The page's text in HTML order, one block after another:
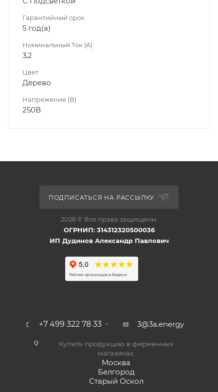
Гарантийный срок
5 год(а)
Номинальный Ток (A)
3,2
Цвет
Дерево
Напряжение (В)
250В
ПОДПИСАТЬСЯ НА РАССЫЛКУ
2026 © Все права защищены.
ОГРНИП: 314312320500036
ИП Дудинов Александр Павлович
+7 499 322 78 33 3@3a.energy
Купить продукцию в фирменных
магазинах:
Москва
Белгород
Старый Оскол